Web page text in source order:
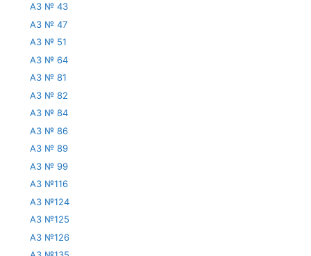
АЗ № 43
АЗ № 47
АЗ № 51
АЗ № 64
АЗ № 81
АЗ № 82
АЗ № 84
АЗ № 86
АЗ № 89
АЗ № 99
АЗ №116
АЗ №124
АЗ №125
АЗ №126